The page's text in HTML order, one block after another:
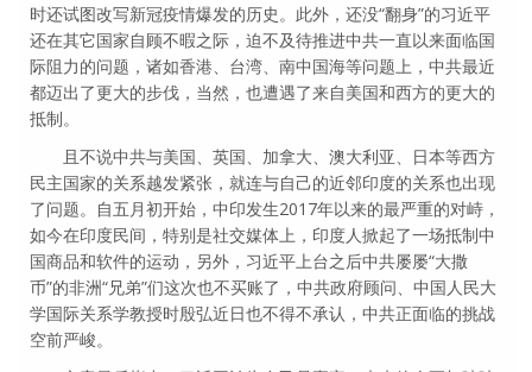
时还试图改写新冠疫情爆发的历史。此外，还没“翻身”的习近平
还在其它国家自顾不暇之际，迫不及待推进中共一直以来面临国
际阻力的问题，诸如香港、台湾、南中国海等问题上，中共最近
都迈出了更大的步伐，当然，也遭遇了来自美国和西方的更大的
抵制。
且不说中共与美国、英国、加拿大、澳大利亚、日本等西方
民主国家的关系越发紧张，就连与自己的近邻印度的关系也出现
了问题。自五月初开始，中印发生2017年以来的最严重的对峙，
如今在印度民间，特别是社交媒体上，印度人掀起了一场抵制中
国商品和软件的运动，另外，习近平上台之后中共屡屡“大撒
币”的非洲“兄弟”们这次也不买账了，中共政府顾问、中国人民大
学国际关系学教授时殷弘近日也不得不承认，中共正面临的挑战
空前严峻。